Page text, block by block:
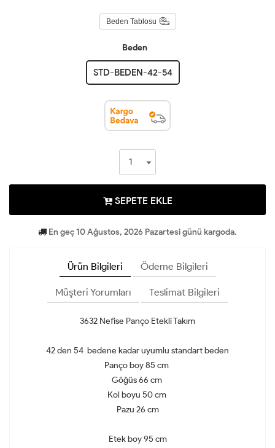
Beden Tablosu
Beden
STD-BEDEN-42-54
SEPETE EKLE
En geç 10 Ağustos, 2026 Pazartesi günü kargoda.
Ürün Bilgileri Ödeme Bilgileri
Müşteri Yorumları Teslimat Bilgileri
3632 Nefise Panço Etekli Takım
42 den 54 bedene kadar uyumlu standart beden
Panço boy 85 cm
Göğüs 66 cm
Kol boyu 50 cm
Pazu 26 cm
Etek boy 95 cm